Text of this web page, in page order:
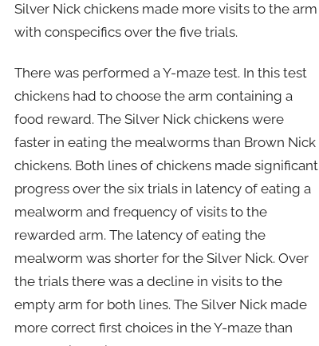
Silver Nick chickens made more visits to the arm
with conspecifics over the five trials.
There was performed a Y-maze test. In this test
chickens had to choose the arm containing a
food reward. The Silver Nick chickens were
faster in eating the mealworms than Brown Nick
chickens. Both lines of chickens made significant
progress over the six trials in latency of eating a
mealworm and frequency of visits to the
rewarded arm. The latency of eating the
mealworm was shorter for the Silver Nick. Over
the trials there was a decline in visits to the
empty arm for both lines. The Silver Nick made
more correct first choices in the Y-maze than